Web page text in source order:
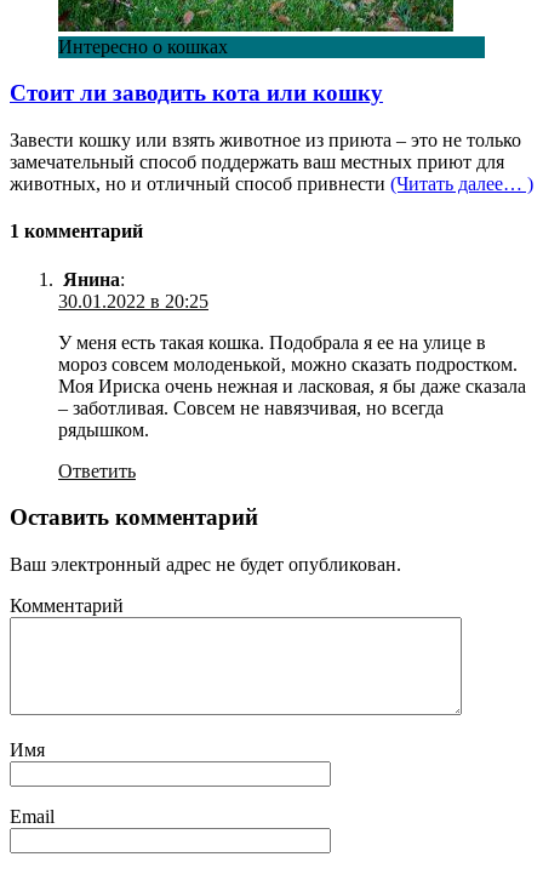
Интересно о кошках
Стоит ли заводить кота или кошку
Завести кошку или взять животное из приюта – это не только
замечательный способ поддержать ваш местных приют для
животных, но и отличный способ привнести (Читать далее… )
1 комментарий
Янина:
30.01.2022 в 20:25
У меня есть такая кошка. Подобрала я ее на улице в
мороз совсем молоденькой, можно сказать подростком.
Моя Ириска очень нежная и ласковая, я бы даже сказала
– заботливая. Совсем не навязчивая, но всегда
рядышком.
Ответить
Оставить комментарий
Ваш электронный адрес не будет опубликован.
Комментарий
Имя
Email